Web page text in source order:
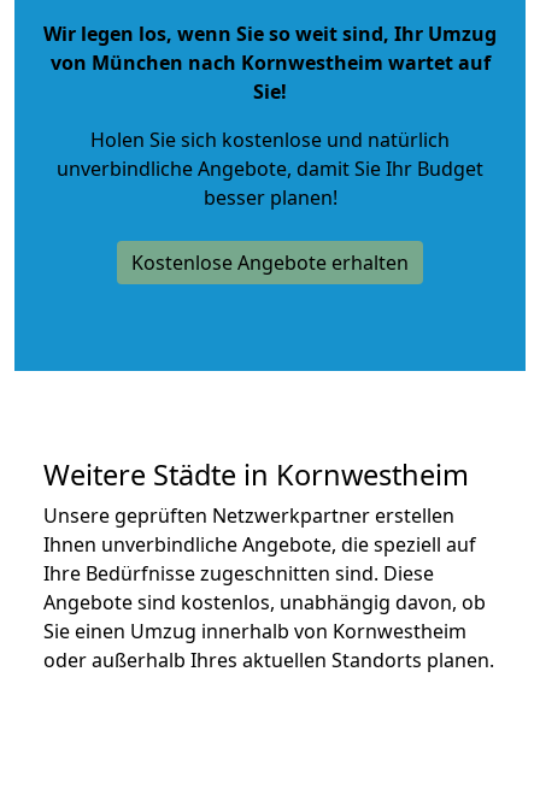
Wir legen los, wenn Sie so weit sind, Ihr Umzug
von München nach Kornwestheim wartet auf
Sie!
Holen Sie sich kostenlose und natürlich
unverbindliche Angebote, damit Sie Ihr Budget
besser planen!
Kostenlose Angebote erhalten
Weitere Städte in Kornwestheim
Unsere geprüften Netzwerkpartner erstellen
Ihnen unverbindliche Angebote, die speziell auf
Ihre Bedürfnisse zugeschnitten sind. Diese
Angebote sind kostenlos, unabhängig davon, ob
Sie einen Umzug innerhalb von Kornwestheim
oder außerhalb Ihres aktuellen Standorts planen.